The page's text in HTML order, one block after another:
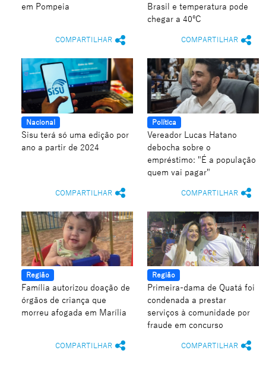
em Pompeia
COMPARTILHAR
Brasil e temperatura pode
chegar a 40ºC
COMPARTILHAR
Nacional
Sisu terá só uma edição por
ano a partir de 2024
COMPARTILHAR
Política
Vereador Lucas Hatano
debocha sobre o
empréstimo: "É a população
quem vai pagar"
COMPARTILHAR
Região
Família autorizou doação de
órgãos de criança que
morreu afogada em Marília
COMPARTILHAR
Região
Primeira-dama de Quatá foi
condenada a prestar
serviços à comunidade por
fraude em concurso
COMPARTILHAR